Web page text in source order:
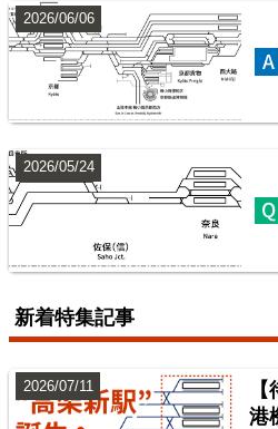
配線略図で辿る首都
楽天市場
2026/06/06
2026/05/24
新着特集記事
港
2026/07/11